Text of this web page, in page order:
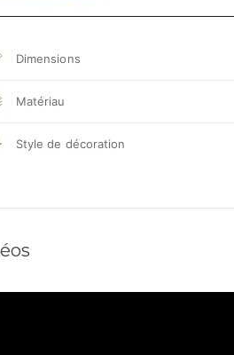
Dimensions
Matériau
Style de décoration